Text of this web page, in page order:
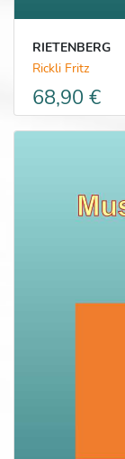
RIETENBERG
Rickli Fritz
68,90 €